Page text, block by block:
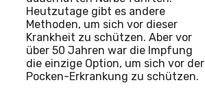
Heutzutage gibt es andere
Methoden, um sich vor dieser
Krankheit zu schützen. Aber vor
über 50 Jahren war die Impfung
die einzige Option, um sich vor der
Pocken-Erkrankung zu schützen.